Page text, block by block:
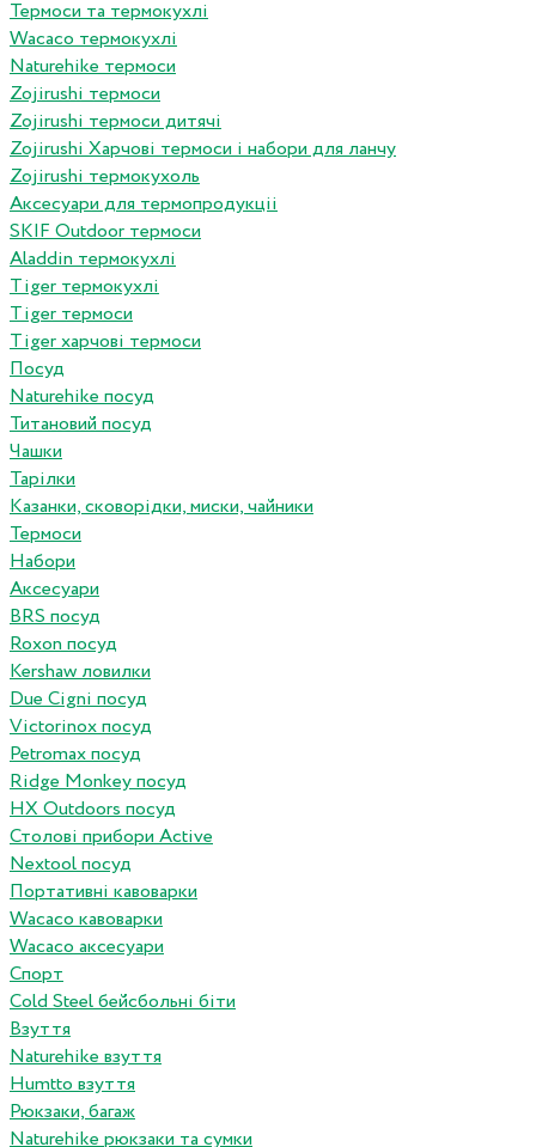
Термоси та термокухлі
Wacaco термокухлі
Naturehike термоси
Zojirushi термоси
Zojirushi термоси дитячі
Zojirushi Харчові термоси і набори для ланчу
Zojirushi термокухоль
Аксесуари для термопродукціі
SKIF Outdoor термоси
Aladdin термокухлі
Tiger термокухлі
Tiger термоси
Tiger харчові термоси
Посуд
Naturehike посуд
Титановий посуд
Чашки
Тарілки
Казанки, сковорідки, миски, чайники
Термоси
Набори
Аксесуари
BRS посуд
Roxon посуд
Kershaw ловилки
Due Cigni посуд
Victorinox посуд
Petromax посуд
Ridge Monkey посуд
HX Outdoors посуд
Столові прибори Active
Nextool посуд
Портативні кавоварки
Wacaco кавоварки
Wacaco аксесуари
Спорт
Cold Steel бейсбольні біти
Взуття
Naturehike взуття
Humtto взуття
Рюкзаки, багаж
Naturehike рюкзаки та сумки